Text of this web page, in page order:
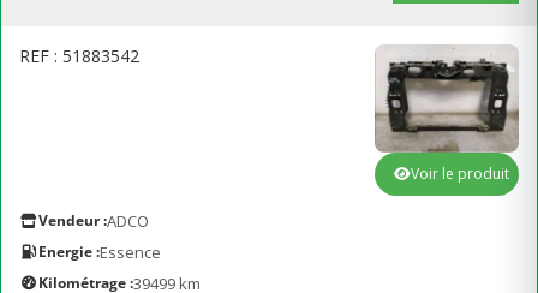
REF : 51883542
Vendeur :ADCO
Energie :Essence
Kilométrage :39499 km
Voir le produit